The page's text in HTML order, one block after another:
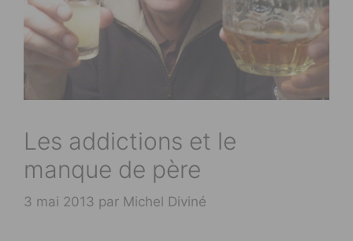
Les addictions et le
manque de père
3 mai 2013 par Michel Diviné